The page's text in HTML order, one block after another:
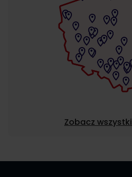
Zobacz